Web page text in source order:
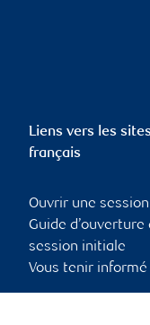
Liens vers les
français
Ouvrir une session
Guide d’ouverture
session initiale
Vous tenir informé